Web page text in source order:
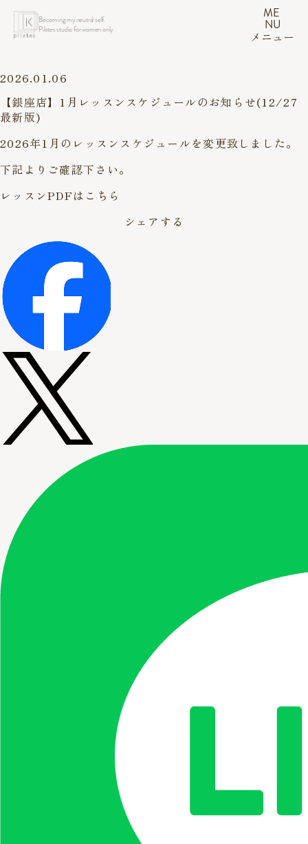
Becoming my neutral self.
Pilates studio for women only.
ME
NU
メニュー
2026.01.06
【銀座店】1月レッスンスケジュールのお知らせ(12/27
最新版)
2026年1月のレッスンスケジュールを変更致しました。
下記よりご確認下さい。
レッスンPDFはこちら
シェアする